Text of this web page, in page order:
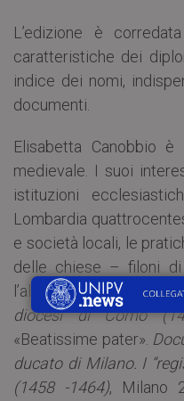
L’edizione è
caratteristiche dei
indice dei nomi,
documenti.
Elisabetta Canobbio
medievale. I suoi
istituzioni
Lombardia
e società locali, le
delle chiese – filoni di
l’altro,La visita
diocesi di Como
«Beatissime pater».
ducato di Milano. I
(1458 -1464), Milano